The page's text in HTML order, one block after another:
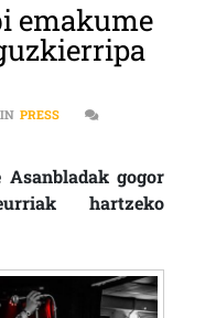
emakume
IN PRESS
BI EMAKUME ERASOTU
gogor
hartzeko